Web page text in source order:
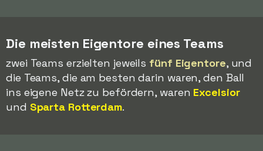
Die meisten Eigentore eines Teams
zwei Teams erzielten jeweils fünf Eigentore, und
die Teams, die am besten darin waren, den Ball
ins eigene Netz zu befördern, waren Excelsior
und Sparta Rotterdam.